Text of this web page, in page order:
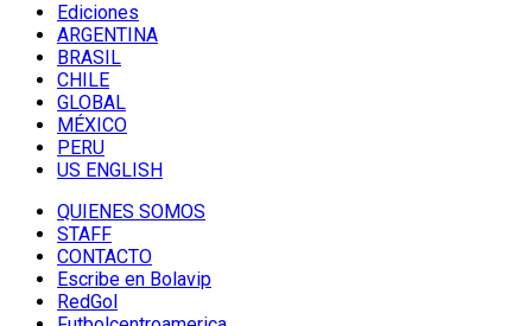
Ediciones
ARGENTINA
BRASIL
CHILE
GLOBAL
MÉXICO
PERU
US ENGLISH
QUIENES SOMOS
STAFF
CONTACTO
Escribe en Bolavip
RedGol